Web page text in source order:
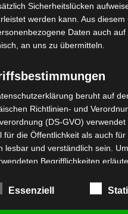
Sicherheitslücken
werden kann. Aus
Daten auch
an uns zu übermitteln.
beruht auf
Richtlinien- und
(DS-GVO)
für die Öffentlichkeit als auch
lesbar und verständlich sein.
Begrifflichkeiten
Essenziell